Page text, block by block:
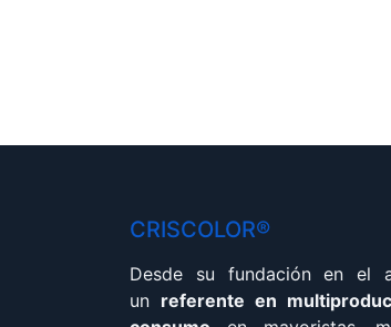
CRISCOLOR®
Desde su fundación en el
un referente en